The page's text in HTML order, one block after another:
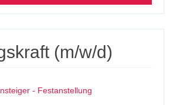
(m/w/d)
- Festanstellung